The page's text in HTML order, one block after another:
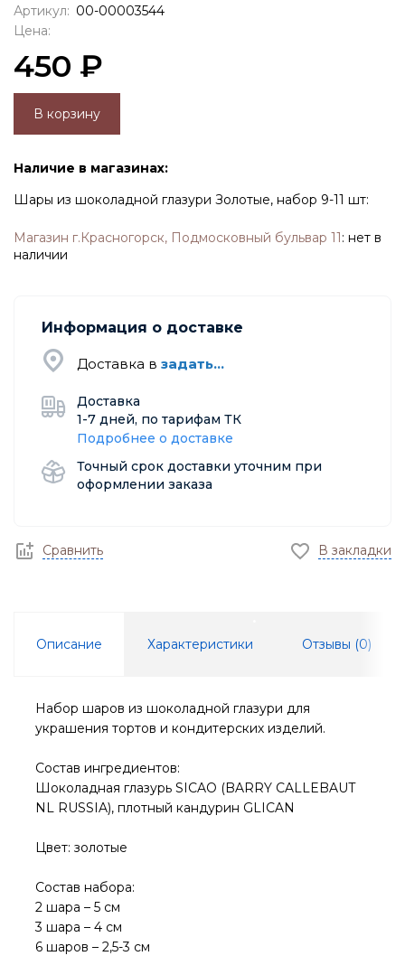
Артикул: 00-00003544
Цена:
450 ₽
В корзину
Наличие в магазинах:
Шары из шоколадной глазури Золотые, набор 9-11 шт:
Магазин г.Красногорск, Подмосковный бульвар 11: нет в
наличии
Информация о доставке
Доставка в задать...
Доставка
1-7 дней, по тарифам ТК
Подробнее о доставке
Точный срок доставки уточним при
оформлении заказа
Сравнить В закладки
Описание Характеристики Отзывы (0)
Набор шаров из шоколадной глазури для
украшения тортов и кондитерских изделий.
Состав ингредиентов:
Шоколадная глазурь SICAO (BARRY CALLEBAUT
NL RUSSIA), плотный кандурин GLICAN
Цвет: золотые
Состав набора:
2 шара – 5 см
3 шара – 4 см
6 шаров – 2,5-3 см